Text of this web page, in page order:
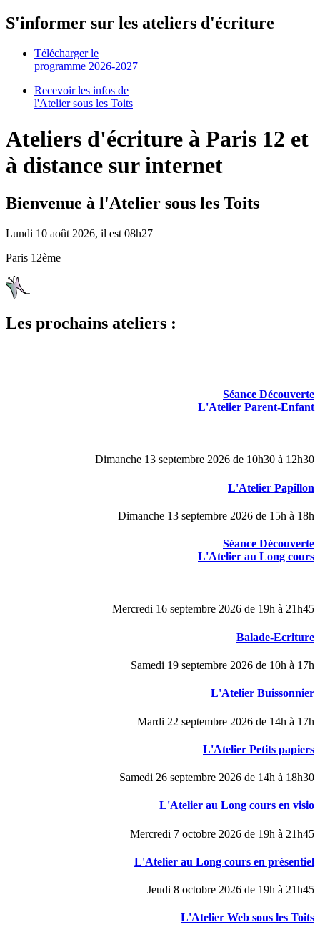
S'informer sur les ateliers d'écriture
Télécharger le
programme 2026-2027
Recevoir les infos de
l'Atelier sous les Toits
Ateliers d'écriture à Paris 12 et
à distance sur internet
Bienvenue à l'Atelier sous les Toits
Lundi 10 août 2026, il est 08h27
Paris 12ème
Les prochains ateliers :
Séance Découverte
L'Atelier Parent-Enfant
Dimanche 13 septembre 2026 de 10h30 à 12h30
L'Atelier Papillon
Dimanche 13 septembre 2026 de 15h à 18h
Séance Découverte
L'Atelier au Long cours
Mercredi 16 septembre 2026 de 19h à 21h45
Balade-Ecriture
Samedi 19 septembre 2026 de 10h à 17h
L'Atelier Buissonnier
Mardi 22 septembre 2026 de 14h à 17h
L'Atelier Petits papiers
Samedi 26 septembre 2026 de 14h à 18h30
L'Atelier au Long cours en visio
Mercredi 7 octobre 2026 de 19h à 21h45
L'Atelier au Long cours en présentiel
Jeudi 8 octobre 2026 de 19h à 21h45
L'Atelier Web sous les Toits